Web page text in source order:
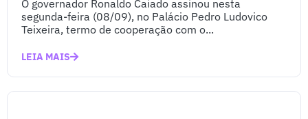
O governador Ronaldo Caiado assinou nesta
segunda-feira (08/09), no Palácio Pedro Ludovico
Teixeira, termo de cooperação com o...
LEIA MAIS